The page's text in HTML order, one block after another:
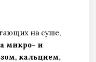
на суше,
микро- и
кальцием,